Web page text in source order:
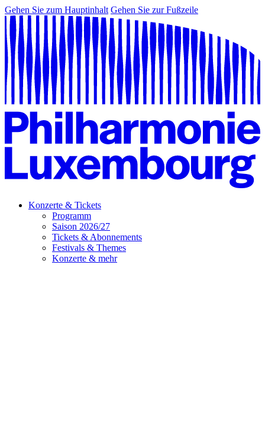
Gehen Sie zum Hauptinhalt Gehen Sie zur Fußzeile
Konzerte & Tickets
Programm
Saison 2026/27
Tickets & Abonnements
Festivals & Themes
Konzerte & mehr